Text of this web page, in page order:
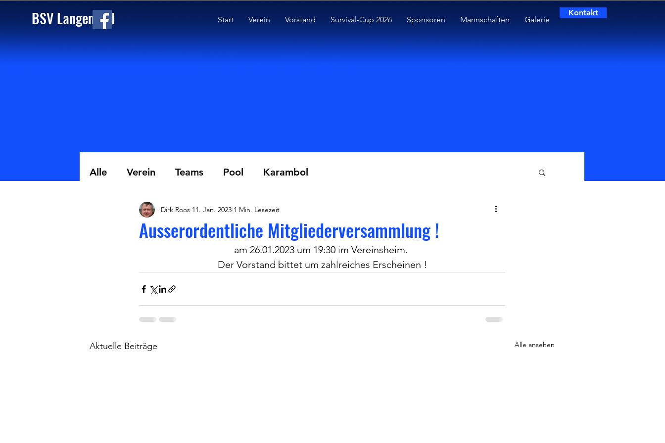
BSV Langenfeld Start Verein Vorstand Survival-Cup 2026 Sponsoren Mannschaften Galerie
Kontakt
Alle Verein Teams Pool Karambol
Ausserordentliche Mitgliederversammlung !
Dirk Roos 11. Jan. 2023 1 Min. Lesezeit
am 26.01.2023 um 19:30 im Vereinsheim.
Der Vorstand bittet um zahlreiches Erscheinen !
Aktuelle Beiträge Alle ansehen